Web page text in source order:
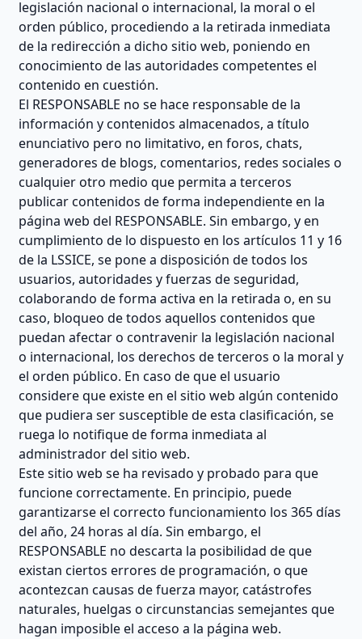
legislación nacional o internacional, la moral o el
orden público, procediendo a la retirada inmediata
de la redirección a dicho sitio web, poniendo en
conocimiento de las autoridades competentes el
contenido en cuestión.
El RESPONSABLE no se hace responsable de la
información y contenidos almacenados, a título
enunciativo pero no limitativo, en foros, chats,
generadores de blogs, comentarios, redes sociales o
cualquier otro medio que permita a terceros
publicar contenidos de forma independiente en la
página web del RESPONSABLE. Sin embargo, y en
cumplimiento de lo dispuesto en los artículos 11 y 16
de la LSSICE, se pone a disposición de todos los
usuarios, autoridades y fuerzas de seguridad,
colaborando de forma activa en la retirada o, en su
caso, bloqueo de todos aquellos contenidos que
puedan afectar o contravenir la legislación nacional
o internacional, los derechos de terceros o la moral y
el orden público. En caso de que el usuario
considere que existe en el sitio web algún contenido
que pudiera ser susceptible de esta clasificación, se
ruega lo notifique de forma inmediata al
administrador del sitio web.
Este sitio web se ha revisado y probado para que
funcione correctamente. En principio, puede
garantizarse el correcto funcionamiento los 365 días
del año, 24 horas al día. Sin embargo, el
RESPONSABLE no descarta la posibilidad de que
existan ciertos errores de programación, o que
acontezcan causas de fuerza mayor, catástrofes
naturales, huelgas o circunstancias semejantes que
hagan imposible el acceso a la página web.